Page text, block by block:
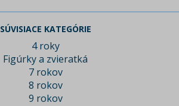
SÚVISIACE KATEGÓRIE
4 roky
Figúrky a zvieratká
7 rokov
8 rokov
9 rokov